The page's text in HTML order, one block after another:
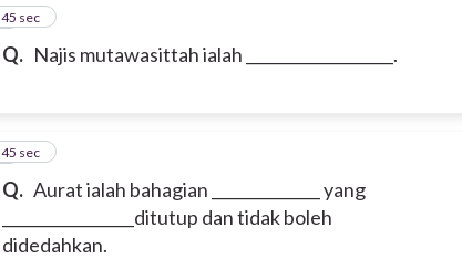
Q. Najis mutawasittah ialah ___________________.
7
45 sec
Q. Aurat ialah bahagian ______________ yang
_________________ditutup dan tidak boleh
didedahkan.
8
45 sec